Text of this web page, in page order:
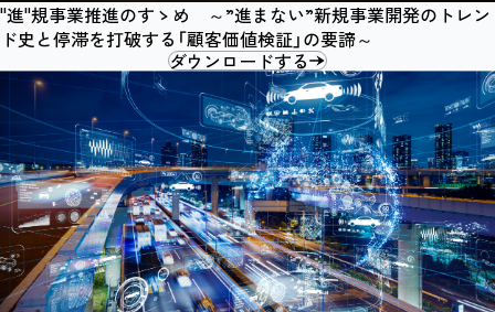
"進"規事業推進のすゝめ ～”進まない”新規事業開発のトレン
ド史と停滞を打破する「顧客価値検証」の要諦～
ダウンロードする